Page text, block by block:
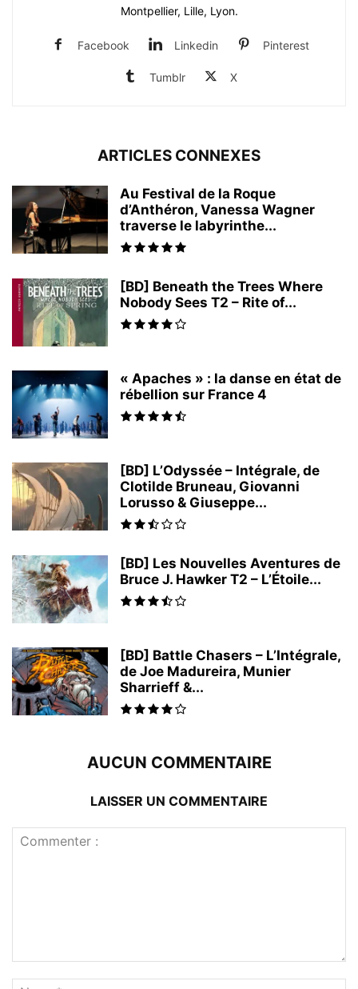
Montpellier, Lille, Lyon.
Facebook Linkedin Pinterest
Tumblr X
ARTICLES CONNEXES
Au Festival de la Roque
d’Anthéron, Vanessa Wagner
traverse le labyrinthe...
[BD] Beneath the Trees Where
Nobody Sees T2 – Rite of...
« Apaches » : la danse en état de
rébellion sur France 4
[BD] L’Odyssée – Intégrale, de
Clotilde Bruneau, Giovanni
Lorusso & Giuseppe...
[BD] Les Nouvelles Aventures de
Bruce J. Hawker T2 – L’Étoile...
[BD] Battle Chasers – L’Intégrale,
de Joe Madureira, Munier
Sharrieff &...
AUCUN COMMENTAIRE
LAISSER UN COMMENTAIRE